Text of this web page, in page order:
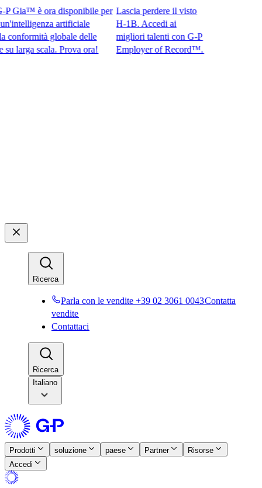
è ora disponibile per
artificiale
globale delle
scala. Prova ora!​​
Lascia perdere il visto
H-1B. Accedi ai
migliori talenti con G-P
Employer of Record™.​​
Ricerca​​
Parla con le vendite +39 02 3061 0043​​Contatta
vendite​​
Contattaci​​
Ricerca​​
Italiano
Prodotti​​ soluzione​​ paese​​ Partner​​
Risorse​​
Accedi​​